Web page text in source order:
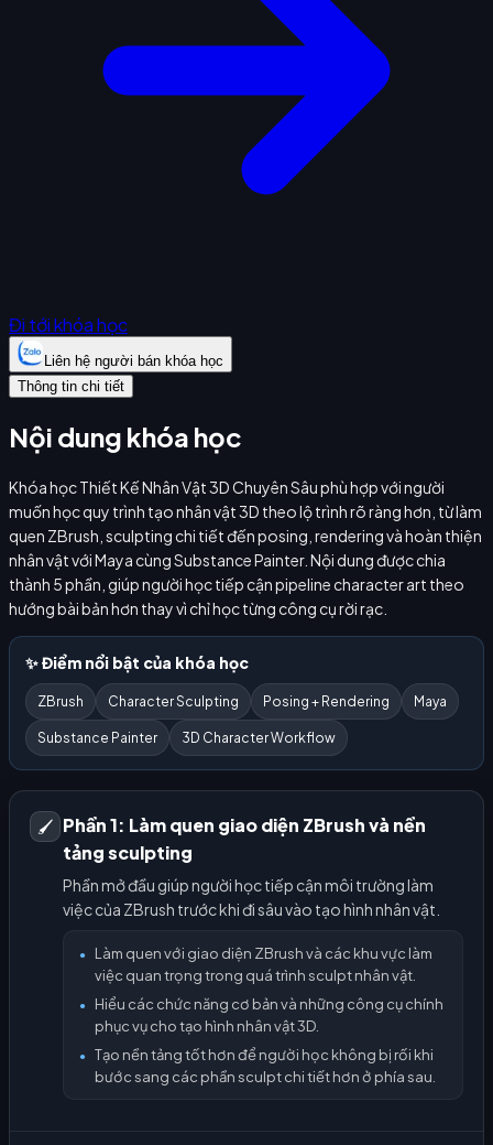
Đi tới khóa học
Liên hệ người bán khóa học
Thông tin chi tiết
Nội dung khóa học
Khóa học Thiết Kế Nhân Vật 3D Chuyên Sâu phù hợp với người
muốn học quy trình tạo nhân vật 3D theo lộ trình rõ ràng hơn, từ làm
quen ZBrush, sculpting chi tiết đến posing, rendering và hoàn thiện
nhân vật với Maya cùng Substance Painter. Nội dung được chia
thành 5 phần, giúp người học tiếp cận pipeline character art theo
hướng bài bản hơn thay vì chỉ học từng công cụ rời rạc.
✨ Điểm nổi bật của khóa học
ZBrush Character Sculpting Posing + Rendering Maya
Substance Painter 3D Character Workflow
🖌️ Phần 1: Làm quen giao diện ZBrush và nền
tảng sculpting
Phần mở đầu giúp người học tiếp cận môi trường làm
việc của ZBrush trước khi đi sâu vào tạo hình nhân vật.
●
Làm quen với giao diện ZBrush và các khu vực làm
việc quan trọng trong quá trình sculpt nhân vật.
●
Hiểu các chức năng cơ bản và những công cụ chính
phục vụ cho tạo hình nhân vật 3D.
●
Tạo nền tảng tốt hơn để người học không bị rối khi
bước sang các phần sculpt chi tiết hơn ở phía sau.